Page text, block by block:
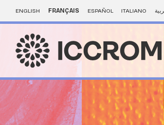
ENGLISH FRANÇAIS ESPAÑOL ITALIANO